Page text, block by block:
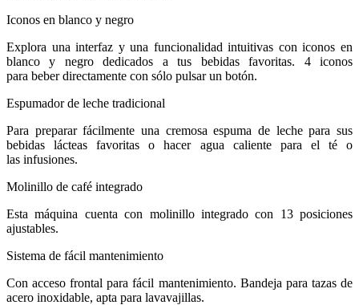
Iconos en blanco y negro
Explora una interfaz y una funcionalidad intuitivas con iconos en
blanco y negro dedicados a tus bebidas favoritas. 4 iconos
para beber directamente con sólo pulsar un botón.
Espumador de leche tradicional
Para preparar fácilmente una cremosa espuma de leche para sus
bebidas lácteas favoritas o hacer agua caliente para el té o
las infusiones.
Molinillo de café integrado
Esta máquina cuenta con molinillo integrado con 13 posiciones
ajustables.
Sistema de fácil mantenimiento
Con acceso frontal para fácil mantenimiento. Bandeja para tazas de
acero inoxidable, apta para lavavajillas.